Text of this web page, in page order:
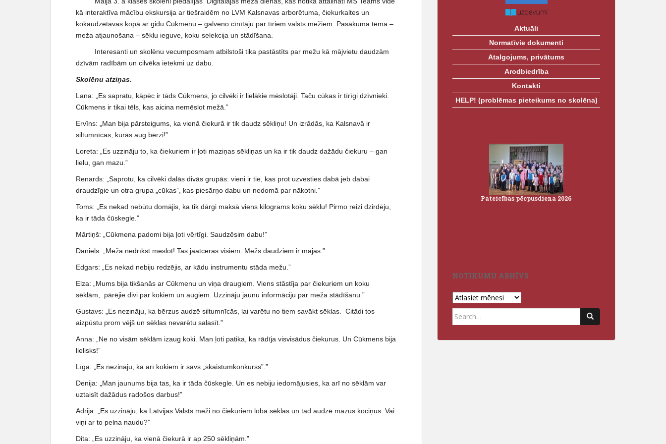
kā interaktīva mācību ekskursija ar tiešraidēm no LVM Kalsnavas arborētuma, čiekurkaltes un
kokaudzētavas kopā ar gidu Cūkmenu – galveno cīnītāju par tīriem valsts mežiem. Pasākuma tēma –
meža atjaunošana – sēklu ieguve, koku selekcija un stādīšana.
Interesanti un skolēnu vecumposmam atbilstoši tika pastāstīts par mežu kā mājvietu daudzām
dzīvām radībām un cilvēka ietekmi uz dabu.
Skolēnu atziņas.
Lana: „Es sapratu, kāpēc ir tāds Cūkmens, jo cilvēki ir lielākie mēslotāji. Taču cūkas ir tīrīgi dzīvnieki.
Cūkmens ir tikai tēls, kas aicina nemēslot mežā.”
Ervīns: „Man bija pārsteigums, ka vienā čiekurā ir tik daudz sēkliņu! Un izrādās, ka Kalsnavā ir
siltumnīcas, kurās aug bērzi!”
Loreta: „Es uzzināju to, ka čiekuriem ir ļoti maziņas sēkliņas un ka ir tik daudz dažādu čiekuru – gan
lielu, gan mazu.”
Renards: „Saprotu, ka cilvēki dalās divās grupās: vieni ir tie, kas prot uzvesties dabā jeb dabai
draudzīgie un otra grupa „cūkas”, kas piesārņo dabu un nedomā par nākotni.”
Toms: „Es nekad nebūtu domājis, ka tik dārgi maksā viens kilograms koku sēklu! Pirmo reizi dzirdēju,
ka ir tāda čūskegle.”
Mārtiņš: „Cūkmena padomi bija ļoti vērtīgi. Saudzēsim dabu!”
Daniels: „Mežā nedrīkst mēslot! Tas jāatceras visiem. Mežs daudziem ir mājas.”
Edgars: „Es nekad nebiju redzējis, ar kādu instrumentu stāda mežu.”
Elza: „Mums bija tikšanās ar Cūkmenu un viņa draugiem. Viens stāstīja par čiekuriem un koku
sēklām, pārējie divi par kokiem un augiem. Uzzināju jaunu informāciju par meža stādīšanu.”
Gustavs: „Es nezināju, ka bērzus audzē siltumnīcās, lai varētu no tiem savākt sēklas. Citādi tos
aizpūstu prom vējš un sēklas nevarētu salasīt.”
Anna: „Ne no visām sēklām izaug koki. Man ļoti patika, ka rādīja visvisādus čiekurus. Un Cūkmens bija
lielisks!”
Līga: „Es nezināju, ka arī kokiem ir savs „skaistumkonkurss”.”
Denija: „Man jaunums bija tas, ka ir tāda čūskegle. Un es nebiju iedomājusies, ka arī no sēklām var
uztaisīt dažādus radošos darbus!”
Adrija: „Es uzzināju, ka Latvijas Valsts meži no čiekuriem loba sēklas un tad audzē mazus kociņus. Vai
viņi ar to pelna naudu?”
Dita: „Es uzzināju, ka vienā čiekurā ir ap 250 sēkliņām.”
Aktuāli
Normatīvie dokumenti
Atalgojums, privātums
Arodbiedrība
Kontakti
HELP! (problēmas pieteikums no skolēna)
Pateicības pēcpusdiena 2026
NOTIKUMU ARHĪVS
Notikumu
arhīvs
Search
for: